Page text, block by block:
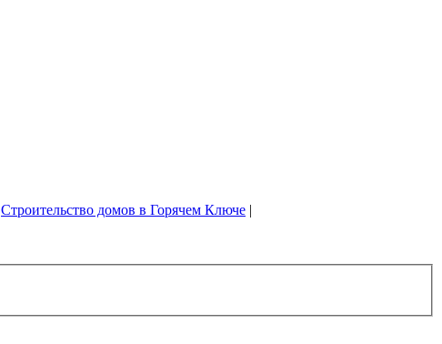
Строительство домов в Горячем Ключе |